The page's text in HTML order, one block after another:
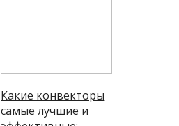
Какие конвекторы
самые лучшие и